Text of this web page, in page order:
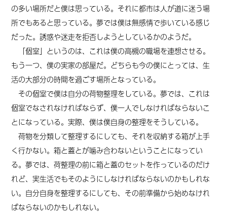
の多い場所だと僕は思っている。それに都市は人が道に迷う場
所でもあると思っている。夢では僕は無感情で歩いている感じ
だった。誘惑や迷走を拒否しようとしているかのようだ。
「個室」というのは、これは僕の高槻の職場を連想させる。
もう一つ、僕の実家の部屋だ。どちらも今の僕にとっては、生
活の大部分の時間を過ごす場所となっている。
その個室で僕は自分の荷物整理をしている。夢では、これは
個室でなされなければならず、僕一人でしなければならないこ
とになっている。実際、僕は僕自身の整理をそうしている。
荷物を分類して整理するにしても、それを収納する箱が上手
く行かない。箱と蓋とが噛み合わないということになってい
る。夢では、荷整理の前に箱と蓋のセットを作っているのだけ
れど、実生活でもそのようにしなければならないのかもしれな
い。自分自身を整理するにしても、その前準備から始めなけれ
ばならないのかもしれない。